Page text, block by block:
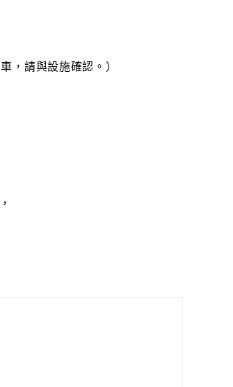
，請與設施確認。）